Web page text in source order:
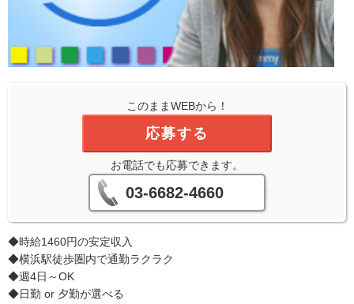
このままWEBから！
応募する
お電話でも応募できます。
03-6682-4660
◆時給1460円の安定収入
◆横浜駅徒歩圏内で通勤ラクラク
◆週4日～OK
◆日勤 or 夕勤が選べる